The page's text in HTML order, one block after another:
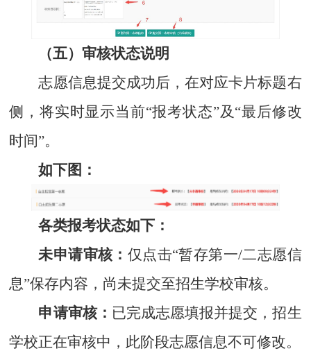
（五）审核状态说明
志愿信息提交成功后，在对应卡片标题右
侧，将实时显示当前“报考状态”及“最后修改
时间”。
如下图：
各类报考状态如下：
未申请审核： 仅点击“暂存第一/二志愿信
息”保存内容，尚未提交至招生学校审核。
申请审核： 已完成志愿填报并提交，招生
学校正在审核中，此阶段志愿信息不可修改。